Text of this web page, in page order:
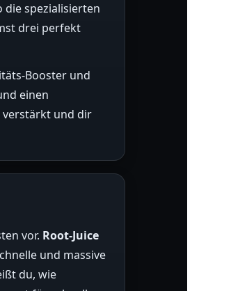
die spezialisierten
drei perfekt
Booster und
einen
verstärkt und dir
vor. Root-Juice
und massive
du, wie